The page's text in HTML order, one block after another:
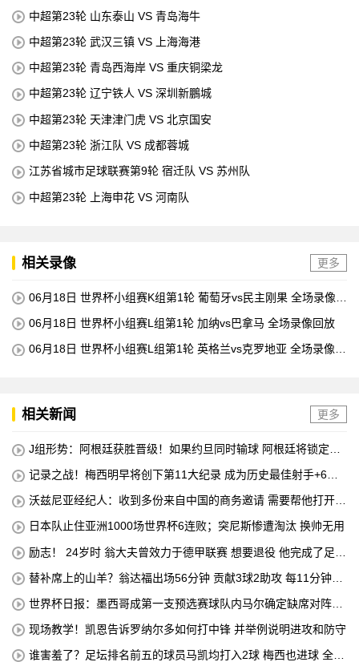
中超第23轮 山东泰山 VS 青岛海牛
中超第23轮 武汉三镇 VS 上海海港
中超第23轮 青岛西海岸 VS 重庆铜梁龙
中超第23轮 辽宁铁人 VS 深圳新鵬城
中超第23轮 天津津门虎 VS 北京国安
中超第23轮 浙江队 VS 成都蓉城
江苏省城市足球联赛第9轮 宿迁队 VS 苏州队
中超第23轮 上海申花 VS 河南队
相关录像 更多
06月18日 世界杯小组赛K组第1轮 葡萄牙vs民主刚果 全场录像回
06月18日 世界杯小组赛L组第1轮 加纳vs巴拿马 全场录像回放
06月18日 世界杯小组赛L组第1轮 英格兰vs克罗地亚 全场录像回
相关新闻 更多
J组形势：阿根廷获胜晋级！如果约旦同时输球 阿根廷将锁定榜
记录之战！梅西明早将创下第11大纪录 成为历史最佳射手+6次
沃兹尼亚经纪人：收到多份来自中国的商务邀请 需要帮他打开中
日本队止住亚洲1000场世界杯6连败；突尼斯惨遭淘汰 换帅无用
励志！ 24岁时 翁大夫曾效力于德甲联赛 想要退役 他完成了足球
替补席上的山羊？翁达福出场56分钟 贡献3球2助攻 每11分钟参
世界杯日报：墨西哥成第一支预选赛球队内马尔确定缺席对阵海
现场教学！凯恩告诉罗纳尔多如何打中锋 并举例说明进攻和防守
谁害羞了？足坛排名前五的球员马凯均打入2球 梅西也进球 全场